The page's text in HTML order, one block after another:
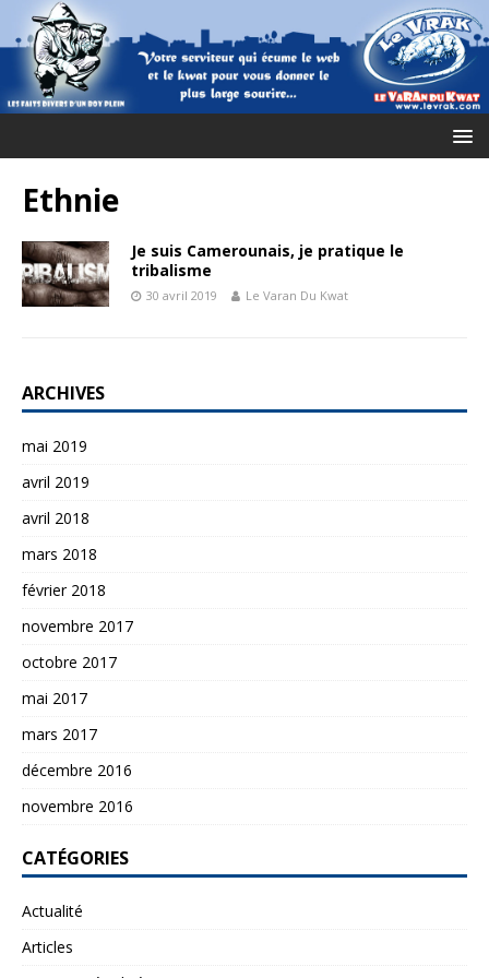
Ethnie
Je suis Camerounais, je pratique le
tribalisme
30 avril 2019 Le Varan Du Kwat
ARCHIVES
mai 2019
avril 2019
avril 2018
mars 2018
février 2018
novembre 2017
octobre 2017
mai 2017
mars 2017
décembre 2016
novembre 2016
CATÉGORIES
Actualité
Articles